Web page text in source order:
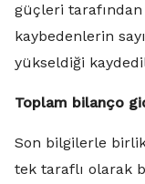
güçleri tarafından
kaybedenlerin
yükseldiği
Toplam bilanço
Son bilgilerle
tek taraflı olarak